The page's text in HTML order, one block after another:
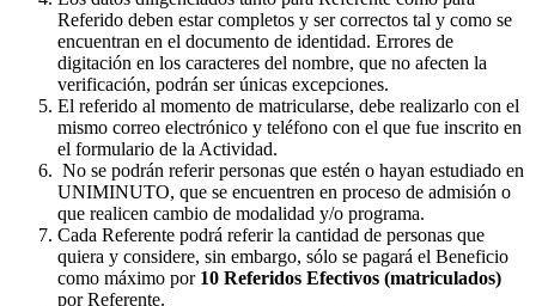
Referido deben estar completos y ser correctos tal y como se
encuentran en el documento de identidad. Errores de
digitación en los caracteres del nombre, que no afecten la
verificación, podrán ser únicas excepciones.
El referido al momento de matricularse, debe realizarlo con el
mismo correo electrónico y teléfono con el que fue inscrito en
el formulario de la Actividad.
No se podrán referir personas que estén o hayan estudiado en
UNIMINUTO, que se encuentren en proceso de admisión o
que realicen cambio de modalidad y/o programa.
Cada Referente podrá referir la cantidad de personas que
quiera y considere, sin embargo, sólo se pagará el Beneficio
como máximo por 10 Referidos Efectivos (matriculados)
por Referente.